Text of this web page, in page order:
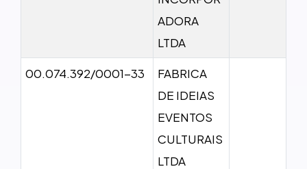
ADORA
LTDA
00.074.392/0001-33
FABRICA
DE IDEIAS
EVENTOS
CULTURAIS
LTDA